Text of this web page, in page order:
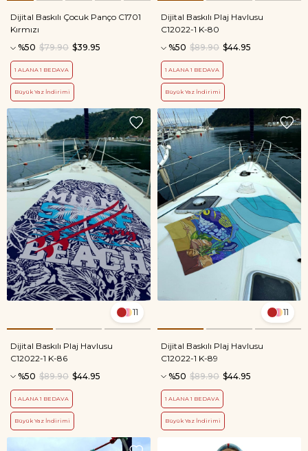
Dijital Baskılı Çocuk Panço C1701
Kırmızı
%50
$39.95
$79.90
1 ALANA 1 BEDAVA
Büyük Yaz İndirimi
Dijital Baskılı Plaj Havlusu
C12022-1 K-80
%50
$44.95
$89.90
1 ALANA 1 BEDAVA
Büyük Yaz İndirimi
11
Dijital Baskılı Plaj Havlusu
C12022-1 K-86
%50
$44.95
$89.90
1 ALANA 1 BEDAVA
Büyük Yaz İndirimi
11
Dijital Baskılı Plaj Havlusu
C12022-1 K-89
%50
$44.95
$89.90
1 ALANA 1 BEDAVA
Büyük Yaz İndirimi